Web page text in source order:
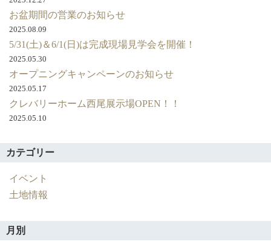
ョ
ン宅
補
助
金
最
大
１
０
万
円
進
呈
お盆期間の営業のお知らせ
2025.08.09
5/31(土)＆6/1(日)は完成現場見学会を開催！
2025.05.30
オープニングキャンペーンのお知らせ
2025.05.17
クレバリーホーム西尾展示場OPEN！！
2025.05.10
カテゴリー
イベント
土地情報
月別